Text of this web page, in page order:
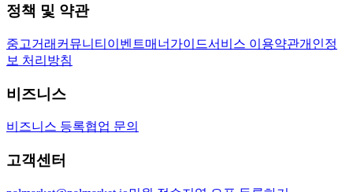
정책 및 약관
중고거래 커뮤니티 이벤트매너가이드서비스 이용약관개인정
보 처리방침
비즈니스
비즈니스 등록협업 문의
고객센터